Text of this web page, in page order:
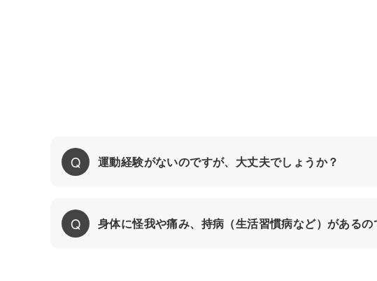
運動経験がないのですが、大丈夫でしょうか？
身体に怪我や痛み、持病（生活習慣病など）がある